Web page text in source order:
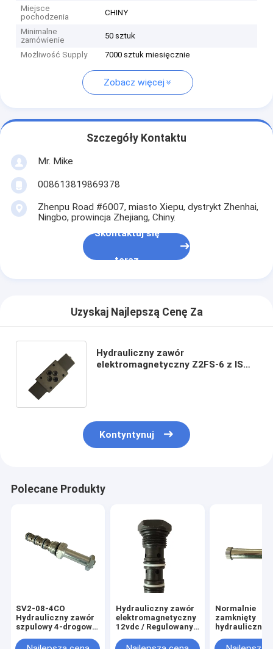
Miejsce
pochodzenia
CHINY
Minimalne
zamówienie
50 sztuk
Możliwość Supply 7000 sztuk miesięcznie
Zobacz więcej
Szczegóły Kontaktu
Mr. Mike
008613819869378
Zhenpu Road #6007, miasto Xiepu, dystrykt Zhenhai,
Ningbo, prowincja Zhejiang, Chiny.
Skontaktuj się
teraz
Uzyskaj Najlepszą Cenę Za
Hydrauliczny zawór
elektromagnetyczny Z2FS-6 z ISO
Kontyntynuj
Polecane Produkty
SV2-08-4CO
Hydrauliczny zawór
szpulowy 4-drogowy
elektromagnetyczny
Hydrauliczny zawór
elektromagnetyczny
12vdc / Regulowany
bezpieczeństwa
Normalnie
zamknięty
hydrauliczny